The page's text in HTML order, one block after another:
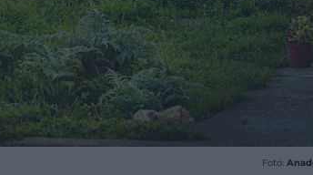
Fotó: